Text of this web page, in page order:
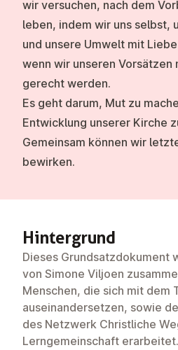
wir versuchen, nach dem
leben, indem wir uns selbst,
und unsere Umwelt mit
wenn wir unseren Vorsätzen
gerecht werden.
Es geht darum, Mut zu
Entwicklung unserer Kirche
Gemeinsam können wir
bewirken.
Hin­ter­grund
Dieses Grundsatzdokument
von Simone Viljoen
Menschen, die sich mit dem
auseinandersetzen, sowie
des Netzwerk Christliche
Lerngemeinschaft erarbeitet.